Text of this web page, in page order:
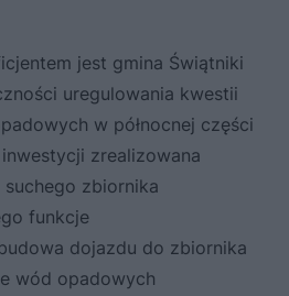
jest gmina Świątniki
uregulowania kwestii
w północnej części
zrealizowana
zbiornika
funkcje
dojazdu do zbiornika
wód opadowych